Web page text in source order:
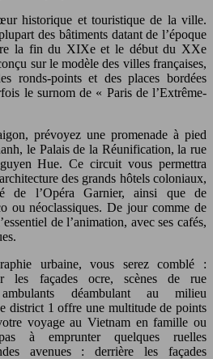
historique et touristique de la ville.
des bâtiments datant de l’époque
la fin du XIXe et le début du XXe
sur le modèle des villes françaises,
ronds-points et des places bordées
le surnom de « Paris de l’Extrême-
prévoyez une promenade à pied
le Palais de la Réunification, la rue
Hue. Ce circuit vous permettra
des grands hôtels coloniaux,
de l’Opéra Garnier, ainsi que de
ou néoclassiques. De jour comme de
de l’animation, avec ses cafés,
urbaine, vous serez comblé :
les façades ocre, scènes de rue
déambulant au milieu
district 1 offre une multitude de points
voyage au Vietnam en famille ou
à emprunter quelques ruelles
avenues : derrière les façades